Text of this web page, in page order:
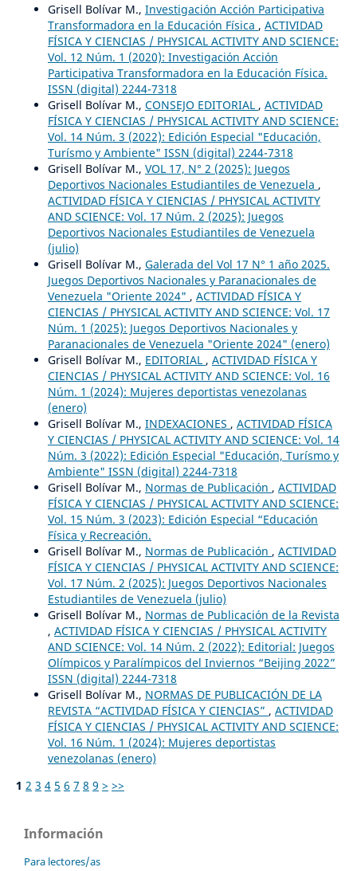
Grisell Bolívar M., Investigación Acción Participativa
Transformadora en la Educación Física , ACTIVIDAD
FÍSICA Y CIENCIAS / PHYSICAL ACTIVITY AND SCIENCE:
Vol. 12 Núm. 1 (2020): Investigación Acción
Participativa Transformadora en la Educación Física.
ISSN (digital) 2244-7318
Grisell Bolívar M., CONSEJO EDITORIAL , ACTIVIDAD
FÍSICA Y CIENCIAS / PHYSICAL ACTIVITY AND SCIENCE:
Vol. 14 Núm. 3 (2022): Edición Especial "Educación,
Turísmo y Ambiente" ISSN (digital) 2244-7318
Grisell Bolívar M., VOL 17, N° 2 (2025): Juegos
Deportivos Nacionales Estudiantiles de Venezuela ,
ACTIVIDAD FÍSICA Y CIENCIAS / PHYSICAL ACTIVITY
AND SCIENCE: Vol. 17 Núm. 2 (2025): Juegos
Deportivos Nacionales Estudiantiles de Venezuela
(julio)
Grisell Bolívar M., Galerada del Vol 17 N° 1 año 2025.
Juegos Deportivos Nacionales y Paranacionales de
Venezuela "Oriente 2024" , ACTIVIDAD FÍSICA Y
CIENCIAS / PHYSICAL ACTIVITY AND SCIENCE: Vol. 17
Núm. 1 (2025): Juegos Deportivos Nacionales y
Paranacionales de Venezuela "Oriente 2024" (enero)
Grisell Bolívar M., EDITORIAL , ACTIVIDAD FÍSICA Y
CIENCIAS / PHYSICAL ACTIVITY AND SCIENCE: Vol. 16
Núm. 1 (2024): Mujeres deportistas venezolanas
(enero)
Grisell Bolívar M., INDEXACIONES , ACTIVIDAD FÍSICA
Y CIENCIAS / PHYSICAL ACTIVITY AND SCIENCE: Vol. 14
Núm. 3 (2022): Edición Especial "Educación, Turísmo y
Ambiente" ISSN (digital) 2244-7318
Grisell Bolívar M., Normas de Publicación , ACTIVIDAD
FÍSICA Y CIENCIAS / PHYSICAL ACTIVITY AND SCIENCE:
Vol. 15 Núm. 3 (2023): Edición Especial “Educación
Física y Recreación.
Grisell Bolívar M., Normas de Publicación , ACTIVIDAD
FÍSICA Y CIENCIAS / PHYSICAL ACTIVITY AND SCIENCE:
Vol. 17 Núm. 2 (2025): Juegos Deportivos Nacionales
Estudiantiles de Venezuela (julio)
Grisell Bolívar M., Normas de Publicación de la Revista
, ACTIVIDAD FÍSICA Y CIENCIAS / PHYSICAL ACTIVITY
AND SCIENCE: Vol. 14 Núm. 2 (2022): Editorial: Juegos
Olímpicos y Paralímpicos del Inviernos “Beijing 2022”
ISSN (digital) 2244-7318
Grisell Bolívar M., NORMAS DE PUBLICACIÓN DE LA
REVISTA “ACTIVIDAD FÍSICA Y CIENCIAS” , ACTIVIDAD
FÍSICA Y CIENCIAS / PHYSICAL ACTIVITY AND SCIENCE:
Vol. 16 Núm. 1 (2024): Mujeres deportistas
venezolanas (enero)
1 2 3 4 5 6 7 8 9 > >>
Información
Para lectores/as